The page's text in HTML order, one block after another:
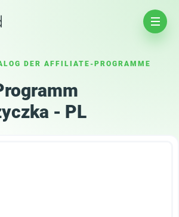
DER AFFILIATE-PROGRAMME
- PL